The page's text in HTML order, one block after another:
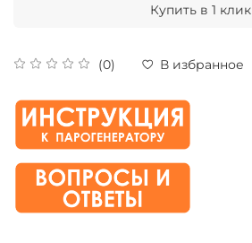
(0) В избранное
Купить в 1 клик